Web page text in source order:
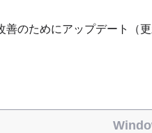
のためにアップデート（更